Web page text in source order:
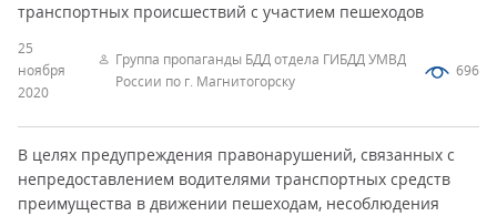
25
ноября
2020
Группа пропаганды БДД отдела ГИБДД УМВД
России по г. Магнитогорску
696
транспортных происшествий с участием пешеходов
В целях предупреждения правонарушений, связанных с
непредоставлением водителями транспортных средств
преимущества в движении пешеходам, несоблюдения